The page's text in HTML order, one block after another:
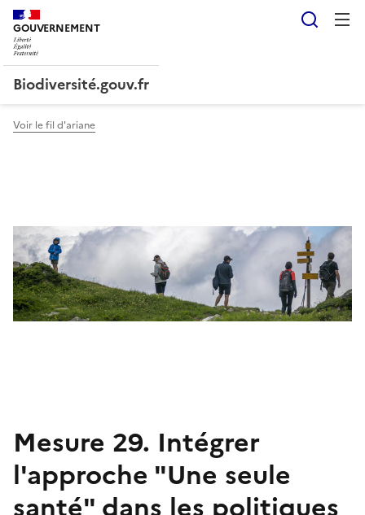
GOUVERNEMENT
Liberté, Égalité, Fraternité
Biodiversité.gouv.fr
Voir le fil d'ariane
Mesure 29. Intégrer
l'approche "Une seule